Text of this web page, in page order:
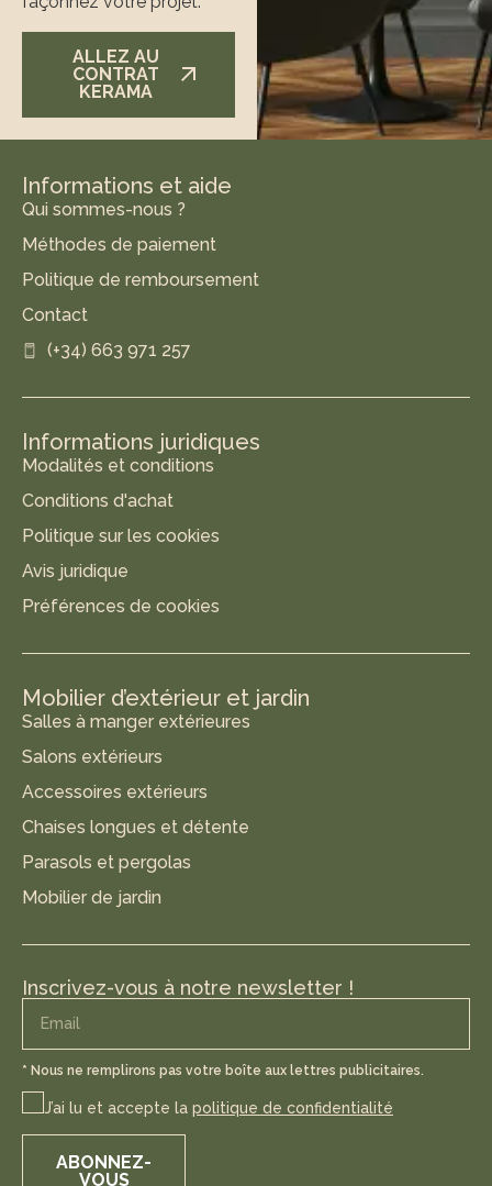
ALLEZ AU
CONTRAT
KERAMA
Informations et aide
Qui sommes-nous ?
Méthodes de paiement
Politique de remboursement
Contact
(+34) 663 971 257
Informations juridiques
Modalités et conditions
Conditions d'achat
Politique sur les cookies
Avis juridique
Préférences de cookies
Mobilier d’extérieur et jardin
Salles à manger extérieures
Salons extérieurs
Accessoires extérieurs
Chaises longues et détente
Parasols et pergolas
Mobilier de jardin
Inscrivez-vous à notre newsletter !
* Nous ne remplirons pas votre boîte aux lettres publicitaires.
J’ai lu et accepte la politique de confidentialité
ABONNEZ-
VOUS